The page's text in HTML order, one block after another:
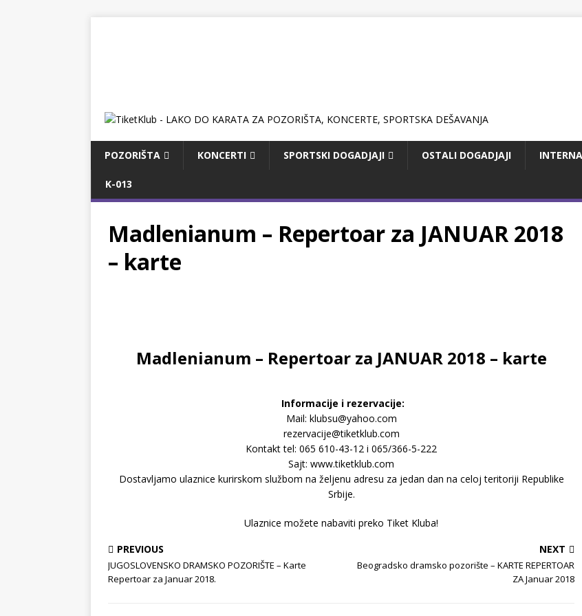
POZORIŠTA KONCERTI SPORTSKI DOGADJAJI OSTALI DOGADJAJI
K-013
Madlenianum – Repertoar za JANUAR 2018
– karte
Madlenianum – Repertoar za JANUAR 2018 – karte
Informacije i rezervacije:
Mail: klubsu@yahoo.com
rezervacije@tiketklub.com
Kontakt tel: 065 610-43-12 i 065/366-5-222
Sajt: www.tiketklub.com
Dostavljamo ulaznice kurirskom službom na željenu adresu za jedan dan na celoj teritoriji Republike
Srbije.
Ulaznice možete nabaviti preko Tiket Kluba!
PREVIOUS
JUGOSLOVENSKO DRAMSKO POZORIŠTE – Karte
Repertoar za Januar 2018.
NEXT
Beogradsko dramsko pozorište – KARTE REPERTOAR
ZA Januar 2018